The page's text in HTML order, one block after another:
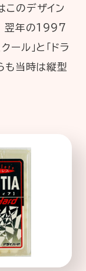
このデザイン
翌年の1997
ール」と「ドラ
も当時は縦型